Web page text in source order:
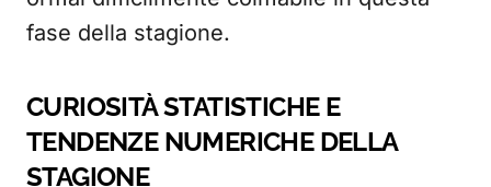
fase della stagione.
CURIOSITÀ STATISTICHE E
TENDENZE NUMERICHE DELLA
STAGIONE